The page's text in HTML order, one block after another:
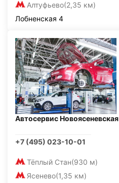
Алтуфьево(2,35 км)
Лобненская 4
Автосервис Новоясеневская
+7 (495) 023-10-01
Тёплый Стан(930 м)
Ясенево(1,35 км)